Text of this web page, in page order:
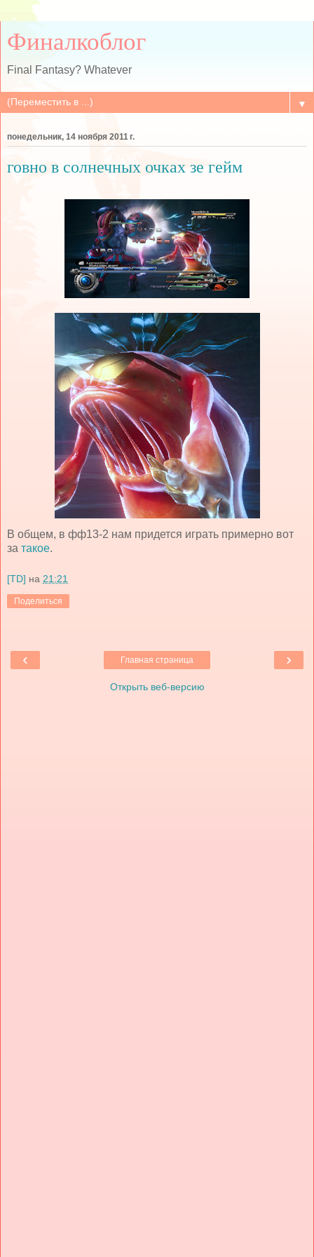
Финалкоблог
Final Fantasy? Whatever
▼
понедельник, 14 ноября 2011 г.
говно в солнечных очках зе гейм
В общем, в фф13-2 нам придется играть примерно вот
за такое.
[TD] на 21:21
Поделиться
‹ ›
Главная страница
Открыть веб-версию